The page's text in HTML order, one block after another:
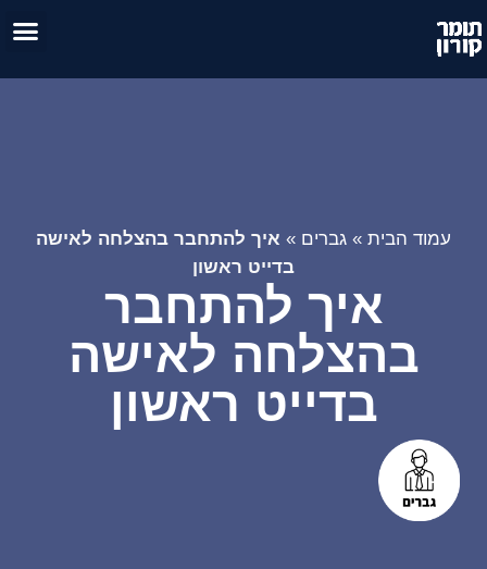
עמוד הבית » גברים » איך להתחבר בהצלחה לאישה
בדייט ראשון
איך להתחבר
בהצלחה לאישה
בדייט ראשון